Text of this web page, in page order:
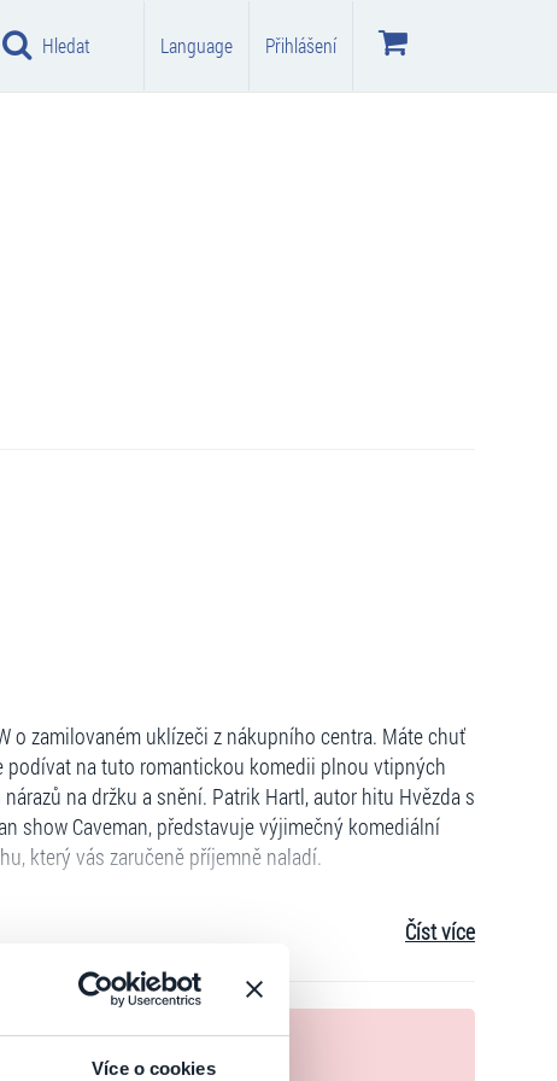
Více o cookies
Hledat Language Přihlášení
o zamilovaném uklízeči z nákupního centra. Máte chuť
na tuto romantickou komedii plnou vtipných
na držku a snění. Patrik Hartl, autor hitu Hvězda s
show Caveman, představuje výjimečný komediální
který vás zaručeně příjemně naladí.
Číst více